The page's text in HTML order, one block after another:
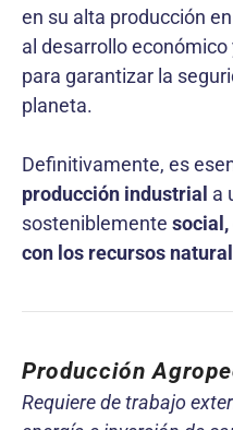
en su alta producción
al desarrollo
para garantizar la
planeta.
Definitivamente, es
producción industrial a
sosteniblemente social,
con los recursos
Producción
Requiere de trabajo